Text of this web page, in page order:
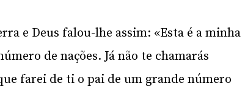
e Deus falou-lhe assim: «Esta é a minha
de nações. Já não te chamarás
farei de ti o pai de um grande número